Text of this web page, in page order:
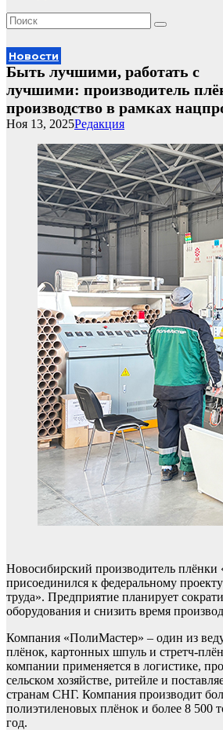
Новости
Быть лучшими, работать с
лучшими: производитель
производство в рамках
Редакция
Ноя 13, 2025
Новосибирский производитель
присоединился к федеральному
труда». Предприятие планирует
оборудования и снизить время
Компания «ПолиМастер» – один из
плёнок, картонных шпуль и стретч-
компании применяется в логистике,
сельском хозяйстве, ритейле и
странам СНГ. Компания производит
полиэтиленовых плёнок и более 8 500
год.